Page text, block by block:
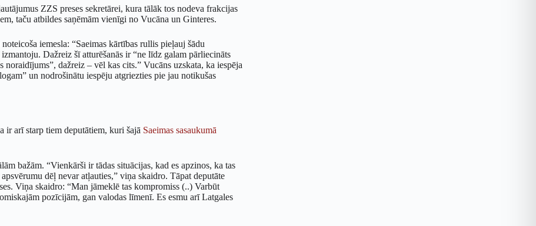
ZZS preses sekretārei, kura tālāk tos nodeva frakcijas
taču atbildes saņēmām vienīgi no Vucāna un Ginteres.
iemesla: “Saeimas kārtības rullis pieļauj šādu
Dažreiz šī atturēšanās ir “ne līdz galam pārliecināts
dažreiz – vēl kas cits.” Vucāns uzskata, ka iespēja
un nodrošinātu iespēju atgriezties pie jau notikušas
ir arī starp tiem deputātiem, kuri šajā Saeimas sasaukumā
bažām. “Vienkārši ir tādas situācijas, kad es apzinos, ka tas
dēļ nevar atļauties,” viņa skaidro. Tāpat deputāte
Viņa skaidro: “Man jāmeklē tas kompromiss (..) Varbūt
pozīcijām, gan valodas līmenī. Es esmu arī Latgales